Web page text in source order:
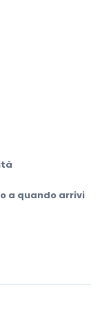
a quando arrivi